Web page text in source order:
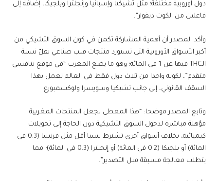
دول أوروبية مختلفة؛ مثل تشيكيا وإسبانيا وإنجلترا وبلجيكا، إضافة إلى
فاعلين من الكوت ديفوار”.
وأكد المصدر أن أهمية المشاركة تكمن في كون السوق التشيكي من
أكبر الأسواق الأوروبية التي تستورد منتجات قنب صناعي تقلّ نسبة
الـTHC فيها عن 1 في المائة؛ وهو ما يضع المغرب “في موقع تنافسي
متقدم”، لكونه واحدا من ثلاث دول فقط في العالم تعمل بهذا
السقف القانوني، إلى جانب تشيكيا وسويسرا ولوكسمبورغ.
وتابع المصدر موضحا: “هذا المعطى يجعل المنتجات المغربية
مؤهلة مباشرة لدخول السوق التشيكية دون الحاجة إلى تحويلات
كيميائية، بخلاف أسواق أخرى تشترط نسبا أقل مثل فرنسا (0.3 في
المائة) أو بلجيكا (0.2 في المائة) أو إنجلترا (0.3 في المائة)؛ مما
يتطلب معالجة مسبقة قبل التصدير”.